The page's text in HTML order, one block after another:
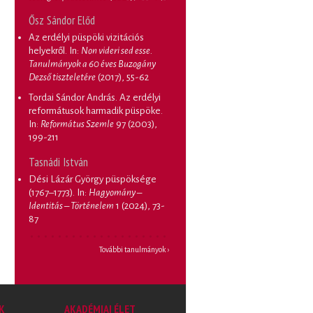
Ősz Sándor Előd
Az erdélyi püspöki vizitációs
helyekről . In: Non videri sed esse.
Tanulmányok a 60 éves Buzogány
Dezső tiszteletére (2017), 55-62
Tordai Sándor András. Az erdélyi
reformátusok harmadik püspöke.
In: Református Szemle 97 (2003),
199-211
Tasnádi István
Dési Lázár György püspöksége
(1767–1773). In: Hagyomány –
Identitás – Történelem 1 (2024), 73-
87
További tanulmányok ›
AKADÉMIAI ÉLET